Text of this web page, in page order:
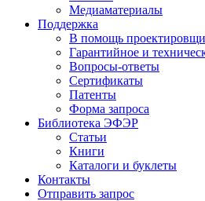
Медиаматериалы
Поддержка
В помощь
Гарантийное и
Вопросы-ответы
Сертификаты
Патенты
Форма запроса
Библиотека ЭФЭР
Статьи
Книги
Каталоги и буклеты
Контакты
Отправить запрос